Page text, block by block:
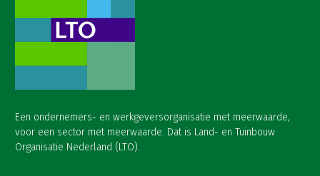
Een ondernemers- en werkgeversorganisatie met meerwaarde,
voor een sector met meerwaarde. Dat is Land- en Tuinbouw
Organisatie Nederland (LTO).